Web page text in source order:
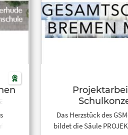
Projektarbeit
Das Herzstück des
bildet die Säule